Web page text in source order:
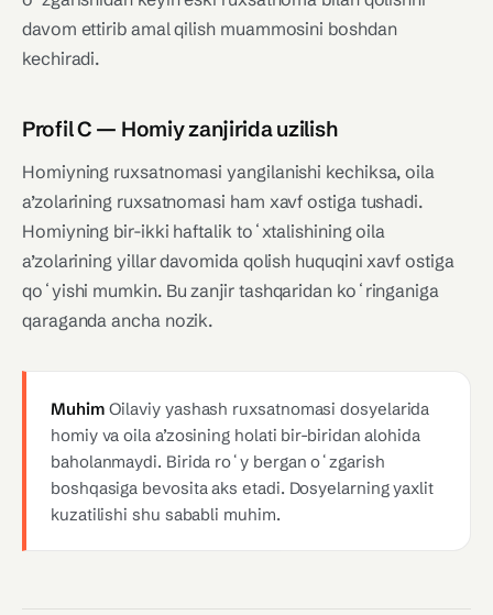
davom ettirib amal qilish muammosini boshdan
kechiradi.
Profil C — Homiy zanjirida uzilish
Homiyning ruxsatnomasi yangilanishi kechiksa, oila
a’zolarining ruxsatnomasi ham xavf ostiga tushadi.
Homiyning bir-ikki haftalik toʻxtalishining oila
a’zolarining yillar davomida qolish huquqini xavf ostiga
qoʻyishi mumkin. Bu zanjir tashqaridan koʻringaniga
qaraganda ancha nozik.
MuhimOilaviy yashash ruxsatnomasi dosyelarida
homiy va oila a’zosining holati bir-biridan alohida
baholanmaydi. Birida roʻy bergan oʻzgarish
boshqasiga bevosita aks etadi. Dosyelarning yaxlit
kuzatilishi shu sababli muhim.